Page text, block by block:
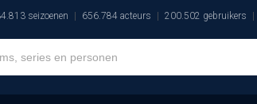
seizoenen 656.784 acteurs 200.502 gebruikers